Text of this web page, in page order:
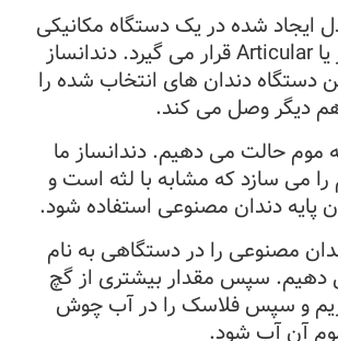
ایجاد شده در یک دستگاه مکانیکی
به نام آرتیکولار یا Articular قرار می گیرد. دندانساز
دستگاه دندان های انتخاب شده را
دیگر وصل می کند.
موم حالت می دهیم. دندانساز ما
را می سازد که مشابه با لثه است و
پایه دندان مصنوعی استفاده شود.
مصنوعی را در دستگاهی به نام
دهیم. سپس مقدار بیشتری از گچ
و سپس فلاسک را در آب چوش
آن آب شود.